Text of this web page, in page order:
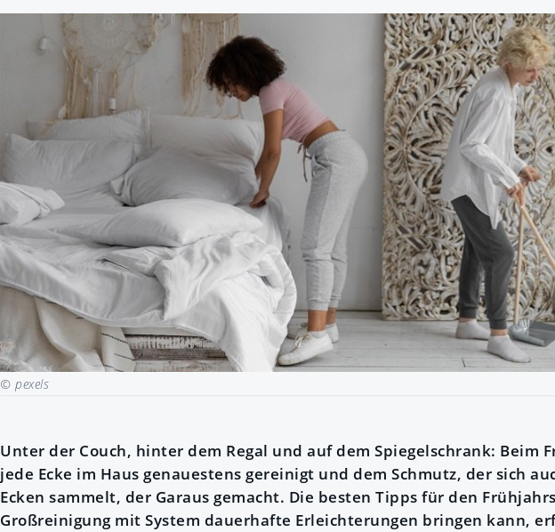
© pexels
Unter der Couch, hinter dem Regal und auf dem Spiegelschrank: Beim
jede Ecke im Haus genauestens gereinigt und dem Schmutz, der sich
Ecken sammelt, der Garaus gemacht. Die besten Tipps für den
Großreinigung mit System dauerhafte Erleichterungen bringen kann,